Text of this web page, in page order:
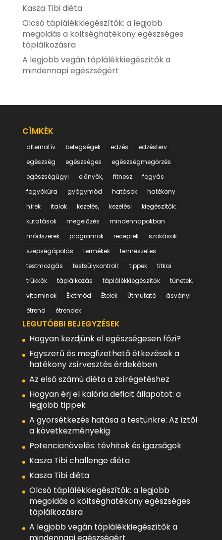
Kasza Tibi diéta
Olcsó táplálékkiegészítők: a legjobb
megoldás a költséghatékony egészséges
táplálkozásra
A legjobb vegán táplálékkiegészítők a
mindennapi egészségért
CÍMKÉK
alternatív betegségek edzés
edzésterv
egészség
egészséges
egészségmegőrzés
egészségügyi
előnyök, fitnesz
fogyás
fogyókúra
gyógymód hatások
hatékony
hírek
italok kezelés, kezelési
kiegészítők:
kutatások
megelőzés
mindennapokban
módszerek
programok receptek
szokások
szépségápolás
termékek
természetes
testmozgás
testsúlykontroll: tippek
titkai
trükkök
táplálkozás táplálékkiegészítők
tünetek,
vitaminok
Életmód Ételek Útmutató
ásványi
étrend
étrendek
LEGUTÓBBI BEJEGYZÉSEK
Hogyan kezdjünk el egészségesen főzi?
Egyszerű és megfizethető étkezések a
hatékony zsírvesztés érdekében
Az első számú diéta a zsírégetéshez
Hogyan érj el kalória deficit állapotot: a
legjobb tippek
A gyorsétkezés hatása a testünkre: Az íztől
a következményekig
Potencianövelés: tévhitek és igazságok
Kasza Tibi challenge diéta
Kasza Tibi diéta
Olcsó táplálékkiegészítők: a legjobb
megoldás a költséghatékony egészséges
táplálkozásra
A legjobb vegán táplálékkiegészítők a